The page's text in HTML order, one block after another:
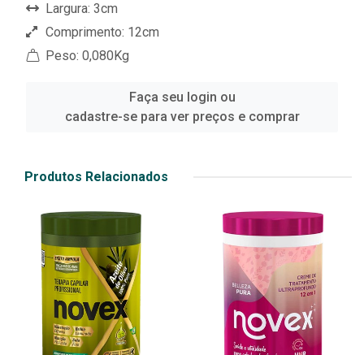
Largura: 3cm
Comprimento: 12cm
Peso: 0,080Kg
Faça seu login ou
cadastre-se para ver preços e comprar
Produtos Relacionados